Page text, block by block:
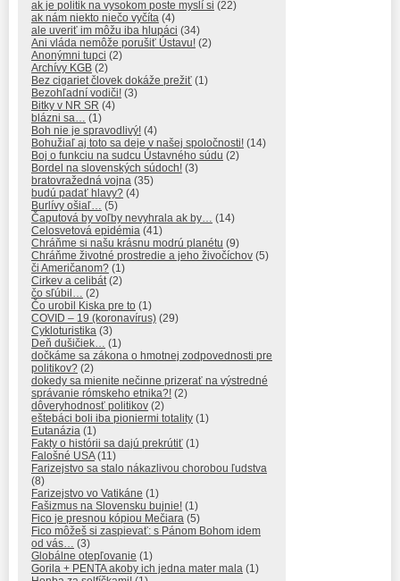
ak je politik na vysokom poste myslí si (22)
ak nám niekto niečo vyčíta (4)
ale uveriť im môžu iba hlupáci (34)
Ani vláda nemôže porušiť Ústavu! (2)
Anonýmni tupci (2)
Archívy KGB (2)
Bez cigariet človek dokáže prežiť (1)
Bezohľadní vodiči! (3)
Bitky v NR SR (4)
blázni sa… (1)
Boh nie je spravodlivý! (4)
Bohužiaľ aj toto sa deje v našej spoločnosti! (14)
Boj o funkciu na sudcu Ústavného súdu (2)
Bordel na slovenských súdoch! (3)
bratovražedná vojna (35)
budú padať hlavy? (4)
Burlívy ošiaľ… (5)
Čaputová by voľby nevyhrala ak by… (14)
Celosvetová epidémia (41)
Chráňme si našu krásnu modrú planétu (9)
Chráňme životné prostredie a jeho živočíchov (5)
či Američanom? (1)
Cirkev a celibát(2)
čo sľúbil… (2)
Čo urobil Kiska pre to (1)
COVID – 19 (koronavírus) (29)
Cykloturistika (3)
Deň dušičiek… (1)
dočkáme sa zákona o hmotnej zodpovednosti pre
politikov? (2)
dokedy sa mienite nečinne prizerať na výstredné
správanie rómskeho etnika?! (2)
dôveryhodnosť politikov (2)
eštebáci boli iba pioniermi totality (1)
Eutanázia (1)
Fakty o histórii sa dajú prekrútiť (1)
Falošné USA(11)
Farizejstvo sa stalo nákazlivou chorobou ľudstva
(8)
Farizejstvo vo Vatikáne (1)
Fašizmus na Slovensku bujnie! (1)
Fico je presnou kópiou Mečiara (5)
Fico môžeš si zaspievať: s Pánom Bohom idem
od vás… (3)
Globálne otepľovanie (1)
Gorila + PENTA akoby ich jedna mater mala (1)